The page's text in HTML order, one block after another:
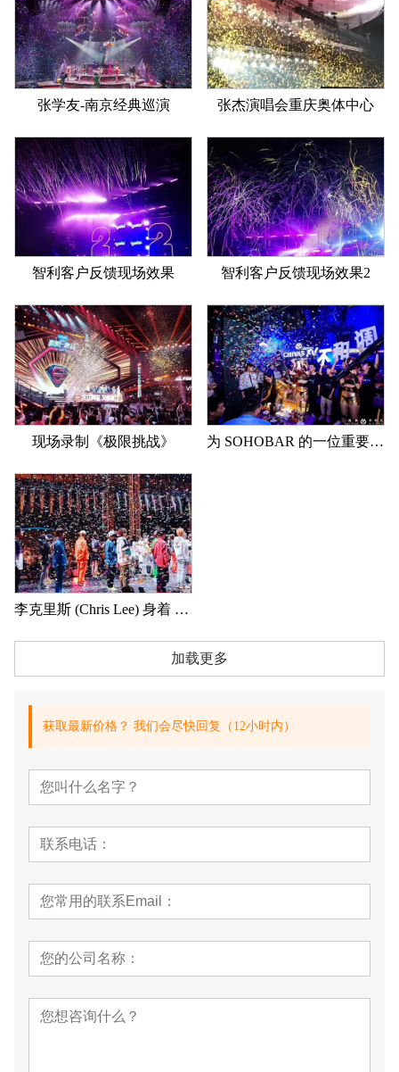
张学友-南京经典巡演 张杰演唱会重庆奥体中心
智利客户反馈现场效果 智利客户反馈现场效果2
现场录制《极限挑战》 为 SOHOBAR 的一位重要客户庆祝生日
李克里斯 (Chris Lee) 身着 Gucci 大秀
加载更多
获取最新价格？ 我们会尽快回复（12小时内）